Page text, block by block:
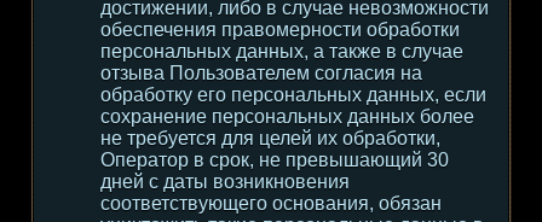
достижении, либо в случае невозможности
обеспечения правомерности обработки
персональных данных, а также в случае
отзыва Пользователем согласия на
обработку его персональных данных, если
сохранение персональных данных более
не требуется для целей их обработки,
Оператор в срок, не превышающий 30
дней с даты возникновения
соответствующего основания, обязан